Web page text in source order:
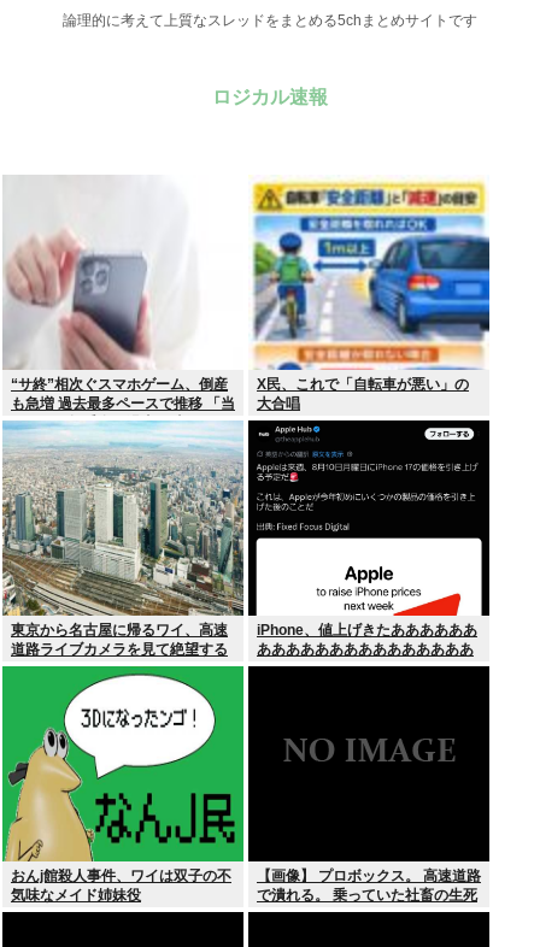
論理的に考えて上質なスレッドをまとめる5chまとめサイトです
ロジカル速報
“サ終”相次ぐスマホゲーム、倒産
も急増 過去最多ペースで推移 「当
たれば一攫千金」過去の時代に
X民、これで「自転車が悪い」の
大合唱
東京から名古屋に帰るワイ、高速
道路ライブカメラを見て絶望する
iPhone、値上げきたああああああ
あああああああああああああああ
あああああああ！！！
おんj館殺人事件、ワイは双子の不
気味なメイド姉妹役
【画像】 プロボックス。 高速道路
で潰れる。 乗っていた社畜の生死
不明